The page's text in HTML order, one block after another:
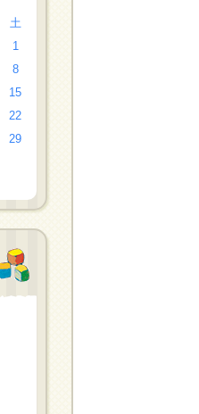
土
1
8
15
22
29